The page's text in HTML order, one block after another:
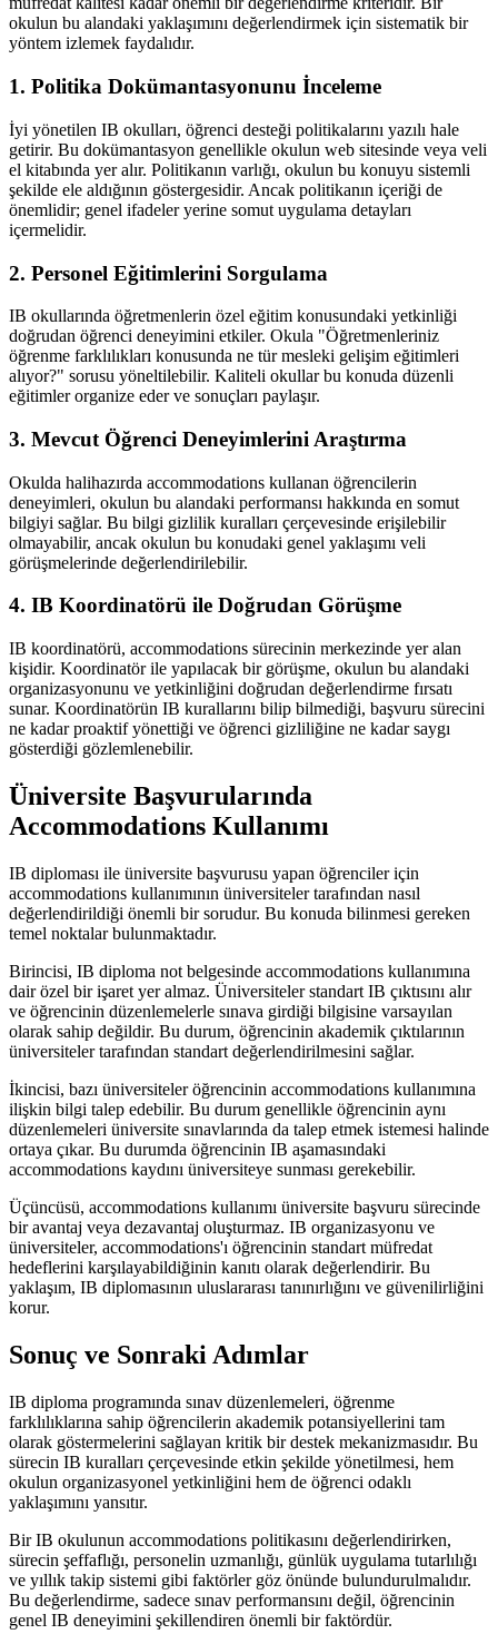
okulun bu alandaki yaklaşımını değerlendirmek için sistematik bir
yöntem izlemek faydalıdır.
1. Politika Dokümantasyonunu İnceleme
İyi yönetilen IB okulları, öğrenci desteği politikalarını yazılı hale
getirir. Bu dokümantasyon genellikle okulun web sitesinde veya veli
el kitabında yer alır. Politikanın varlığı, okulun bu konuyu sistemli
şekilde ele aldığının göstergesidir. Ancak politikanın içeriği de
önemlidir; genel ifadeler yerine somut uygulama detayları
içermelidir.
2. Personel Eğitimlerini Sorgulama
IB okullarında öğretmenlerin özel eğitim konusundaki yetkinliği
doğrudan öğrenci deneyimini etkiler. Okula "Öğretmenleriniz
öğrenme farklılıkları konusunda ne tür mesleki gelişim eğitimleri
alıyor?" sorusu yöneltilebilir. Kaliteli okullar bu konuda düzenli
eğitimler organize eder ve sonuçları paylaşır.
3. Mevcut Öğrenci Deneyimlerini Araştırma
Okulda halihazırda accommodations kullanan öğrencilerin
deneyimleri, okulun bu alandaki performansı hakkında en somut
bilgiyi sağlar. Bu bilgi gizlilik kuralları çerçevesinde erişilebilir
olmayabilir, ancak okulun bu konudaki genel yaklaşımı veli
görüşmelerinde değerlendirilebilir.
4. IB Koordinatörü ile Doğrudan Görüşme
IB koordinatörü, accommodations sürecinin merkezinde yer alan
kişidir. Koordinatör ile yapılacak bir görüşme, okulun bu alandaki
organizasyonunu ve yetkinliğini doğrudan değerlendirme fırsatı
sunar. Koordinatörün IB kurallarını bilip bilmediği, başvuru sürecini
ne kadar proaktif yönettiği ve öğrenci gizliliğine ne kadar saygı
gösterdiği gözlemlenebilir.
Üniversite Başvurularında
Accommodations Kullanımı
IB diploması ile üniversite başvurusu yapan öğrenciler için
accommodations kullanımının üniversiteler tarafından nasıl
değerlendirildiği önemli bir sorudur. Bu konuda bilinmesi gereken
temel noktalar bulunmaktadır.
Birincisi, IB diploma not belgesinde accommodations kullanımına
dair özel bir işaret yer almaz. Üniversiteler standart IB çıktısını alır
ve öğrencinin düzenlemelerle sınava girdiği bilgisine varsayılan
olarak sahip değildir. Bu durum, öğrencinin akademik çıktılarının
üniversiteler tarafından standart değerlendirilmesini sağlar.
İkincisi, bazı üniversiteler öğrencinin accommodations kullanımına
ilişkin bilgi talep edebilir. Bu durum genellikle öğrencinin aynı
düzenlemeleri üniversite sınavlarında da talep etmek istemesi halinde
ortaya çıkar. Bu durumda öğrencinin IB aşamasındaki
accommodations kaydını üniversiteye sunması gerekebilir.
Üçüncüsü, accommodations kullanımı üniversite başvuru sürecinde
bir avantaj veya dezavantaj oluşturmaz. IB organizasyonu ve
üniversiteler, accommodations'ı öğrencinin standart müfredat
hedeflerini karşılayabildiğinin kanıtı olarak değerlendirir. Bu
yaklaşım, IB diplomasının uluslararası tanınırlığını ve güvenilirliğini
korur.
Sonuç ve Sonraki Adımlar
IB diploma programında sınav düzenlemeleri, öğrenme
farklılıklarına sahip öğrencilerin akademik potansiyellerini tam
olarak göstermelerini sağlayan kritik bir destek mekanizmasıdır. Bu
sürecin IB kuralları çerçevesinde etkin şekilde yönetilmesi, hem
okulun organizasyonel yetkinliğini hem de öğrenci odaklı
yaklaşımını yansıtır.
Bir IB okulunun accommodations politikasını değerlendirirken,
sürecin şeffaflığı, personelin uzmanlığı, günlük uygulama tutarlılığı
ve yıllık takip sistemi gibi faktörler göz önünde bulundurulmalıdır.
Bu değerlendirme, sadece sınav performansını değil, öğrencinin
genel IB deneyimini şekillendiren önemli bir faktördür.